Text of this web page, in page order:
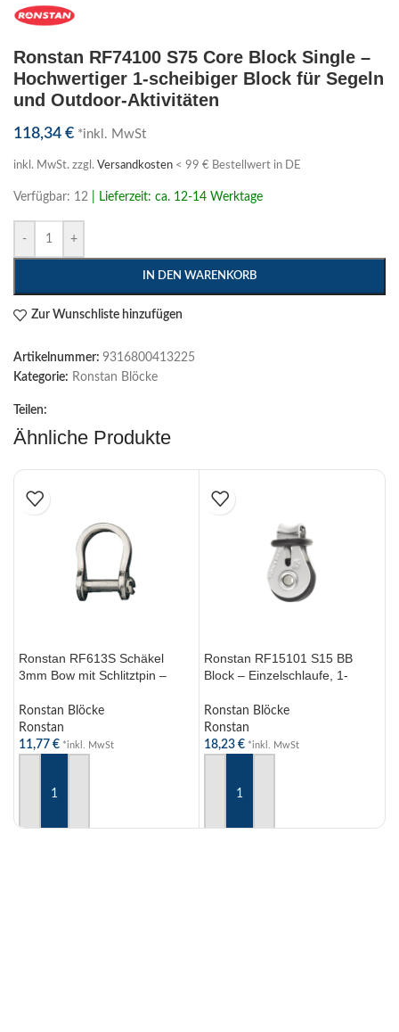
Ronstan RF74100 S75 Core Block Single –
Hochwertiger 1-scheibiger Block für Segeln
und Outdoor-Aktivitäten
118,34 € *inkl. MwSt
inkl. MwSt. zzgl. Versandkosten < 99 € Bestellwert in DE
Verfügbar: 12 | Lieferzeit: ca. 12-14 Werktage
- +
IN DEN WARENKORB
Zur Wunschliste hinzufügen
Artikelnummer: 9316800413225
Kategorie: Ronstan Blöcke
Teilen:
Ähnliche Produkte
Ronstan RF613S Schäkel
3mm Bow mit Schlitztpin –
sichere Anwendungen
Ronstan Blöcke
Ronstan
11,77 € *inkl. MwSt
Ronstan RF15101 S15 BB
Block – Einzelschlaufe, 1-
Segelzubehör,
9316800555116
Ronstan Blöcke
Ronstan
18,23 € *inkl. MwSt